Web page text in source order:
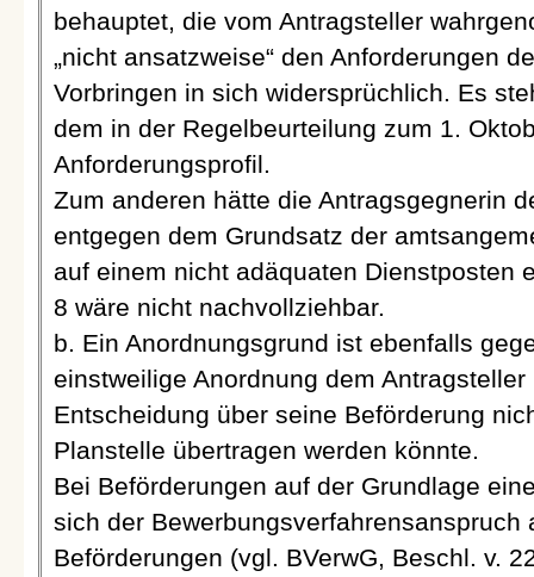
behauptet, die vom Antragsteller
„nicht ansatzweise“ den Anforderungen
Vorbringen in sich widersprüchlich. Es
dem in der Regelbeurteilung zum 1.
Anforderungsprofil.
Zum anderen hätte die Antragsgegnerin
entgegen dem Grundsatz der
auf einem nicht adäquaten Dienstposten
8 wäre nicht nachvollziehbar.
b. Ein Anordnungsgrund ist ebenfalls
einstweilige Anordnung dem
Entscheidung über seine Beförderung
Planstelle übertragen werden könnte.
Bei Beförderungen auf der Grundlage
sich der
Beförderungen (vgl. BVerwG, Beschl. v.